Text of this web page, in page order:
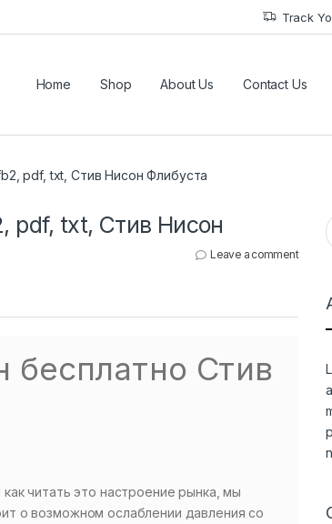
Track
Home Shop About Us Contact Us
pdf, txt, Стив Нисон Флибуста
pdf, txt, Стив Нисон
Leave a comment
бесплатно Стив
читать это настроение рынка, мы
о возможном ослаблении давления со